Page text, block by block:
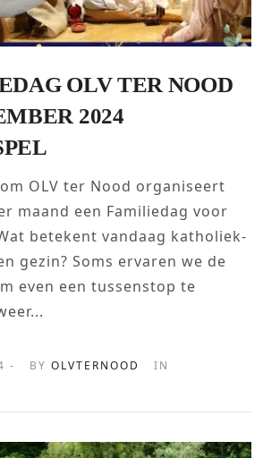
OLV TER NOOD
2024
OLV ter Nood organiseert
maand een Familiedag voor
betekent vandaag katholiek-
gezin? Soms ervaren we de
even een tussenstop te
- BYOLVTERNOOD IN